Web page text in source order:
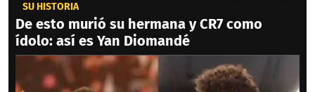
SU HISTORIA
De esto murió su hermana y CR7 como
ídolo: así es Yan Diomandé